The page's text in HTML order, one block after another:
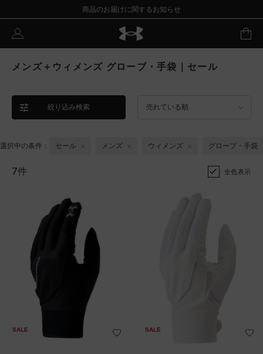
商品のお届けに関するお知らせ
メンズ＋ウィメンズ グローブ・手袋｜セール
絞り込み検索 売れている順
選択中の条件： セール メンズ ウィメンズ グローブ・手袋
7件 全色表示
SALE SALE